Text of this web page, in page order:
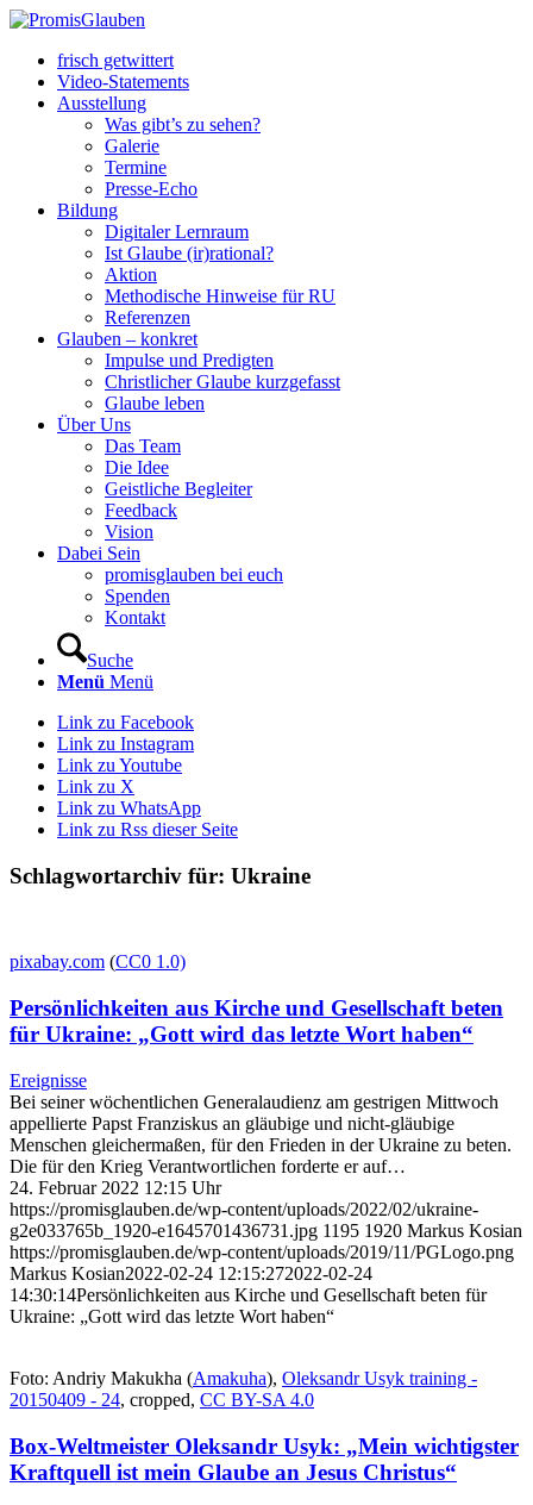
frisch getwittert
Video-Statements
Ausstellung
Was gibt’s zu sehen?
Galerie
Termine
Presse-Echo
Bildung
Digitaler Lernraum
Ist Glaube (ir)rational?
Aktion
Methodische Hinweise für RU
Referenzen
Glauben – konkret
Impulse und Predigten
Christlicher Glaube kurzgefasst
Glaube leben
Über Uns
Das Team
Die Idee
Geistliche Begleiter
Feedback
Vision
Dabei Sein
promisglauben bei euch
Spenden
Kontakt
Suche
Menü Menü
Link zu Facebook
Link zu Instagram
Link zu Youtube
Link zu X
Link zu WhatsApp
Link zu Rss dieser Seite
Schlagwortarchiv für: Ukraine
pixabay.com (CC0 1.0)
Persönlichkeiten aus Kirche und Gesellschaft beten
für Ukraine: „Gott wird das letzte Wort haben“
Ereignisse
Bei seiner wöchentlichen Generalaudienz am gestrigen Mittwoch
appellierte Papst Franziskus an gläubige und nicht-gläubige
Menschen gleichermaßen, für den Frieden in der Ukraine zu beten.
Die für den Krieg Verantwortlichen forderte er auf…
24. Februar 2022 12:15 Uhr
https://promisglauben.de/wp-content/uploads/2022/02/ukraine-
g2e033765b_1920-e1645701436731.jpg 1195 1920 Markus Kosian
https://promisglauben.de/wp-content/uploads/2019/11/PGLogo.png
Markus Kosian2022-02-24 12:15:272022-02-24
14:30:14Persönlichkeiten aus Kirche und Gesellschaft beten für
Ukraine: „Gott wird das letzte Wort haben“
Foto: Andriy Makukha (Amakuha), Oleksandr Usyk training -
20150409 - 24, cropped, CC BY-SA 4.0
Box-Weltmeister Oleksandr Usyk: „Mein wichtigster
Kraftquell ist mein Glaube an Jesus Christus“